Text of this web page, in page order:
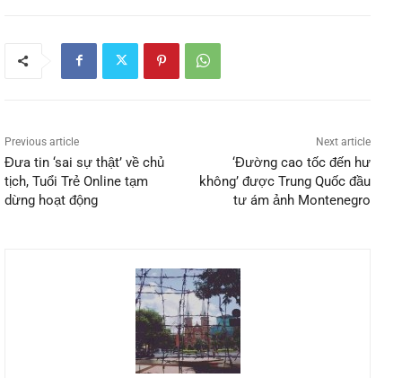
Previous article
Đưa tin ‘sai sự thật’ về chủ
tịch, Tuổi Trẻ Online tạm
dừng hoạt động
Next article
‘Đường cao tốc đến hư
không’ được Trung Quốc đầu
tư ám ảnh Montenegro